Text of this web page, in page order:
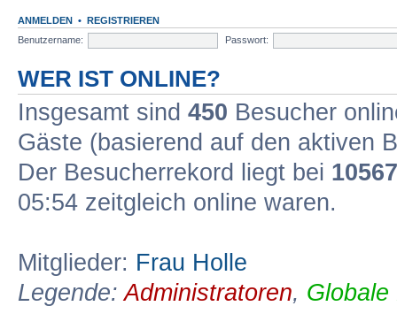
ANMELDEN • REGISTRIEREN
Benutzername:
Passwort:
WER IST ONLINE?
Insgesamt sind 450 Besucher
Gäste (basierend auf den aktiven
Der Besucherrekord liegt bei 10567
05:54 zeitgleich online waren.
Mitglieder: Frau Holle
Legende:Administratoren, Globale